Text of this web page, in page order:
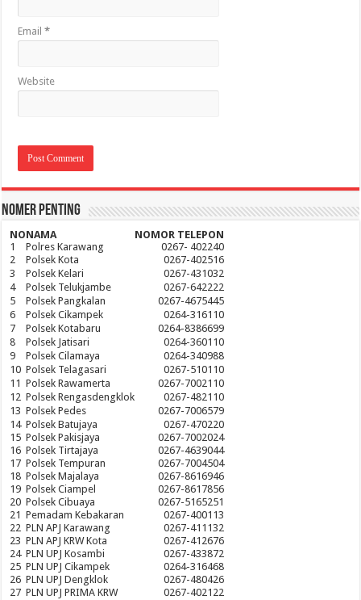
Email*
Website
Nomer Penting
NONAMA
NOMOR TELEPON
1
Polres Karawang
0267- 402240
2
Polsek Kota
0267-402516
3
Polsek Kelari
0267-431032
4
Polsek Telukjambe
0267-642222
5
Polsek Pangkalan
0267-4675445
6
Polsek Cikampek
0264-316110
7
Polsek Kotabaru
0264-8386699
8
Polsek Jatisari
0264-360110
9
Polsek Cilamaya
0264-340988
10 Polsek Telagasari
0267-510110
11 Polsek Rawamerta
0267-7002110
12 Polsek Rengasdengklok
0267-482110
13 Polsek Pedes
0267-7006579
14 Polsek Batujaya
0267-470220
15 Polsek Pakisjaya
0267-7002024
16 Polsek Tirtajaya
0267-4639044
17 Polsek Tempuran
0267-7004504
18 Polsek Majalaya
0267-8616946
19 Polsek Ciampel
0267-8617856
20 Polsek Cibuaya
0267-5165251
21 Pemadam Kebakaran
0267-400113
22 PLN APJ Karawang
0267-411132
23 PLN APJ KRW Kota
0267-412676
24 PLN UPJ Kosambi
0267-433872
25 PLN UPJ Cikampek
0264-316468
26 PLN UPJ Dengklok
0267-480426
27 PLN UPJ PRIMA KRW 0267-402122